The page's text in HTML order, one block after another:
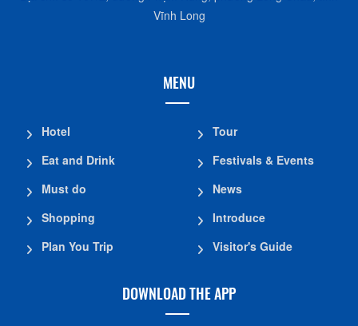
Địa chỉ: số 107/2, đường Phạm Hùng, phường Long Châu, tỉnh
MENU
Hotel
Eat and Drink
Must do
Shopping
Tour
Festivals & Events
News
Introduce
DOWNLOAD THE APP